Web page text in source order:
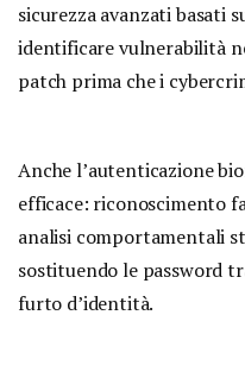
sicurezza avanzati basati
identificare vulnerabilità
patch prima che i
Anche l’autenticazione
efficace: riconoscimento
analisi comportamentali
sostituendo le password
furto d’identità.